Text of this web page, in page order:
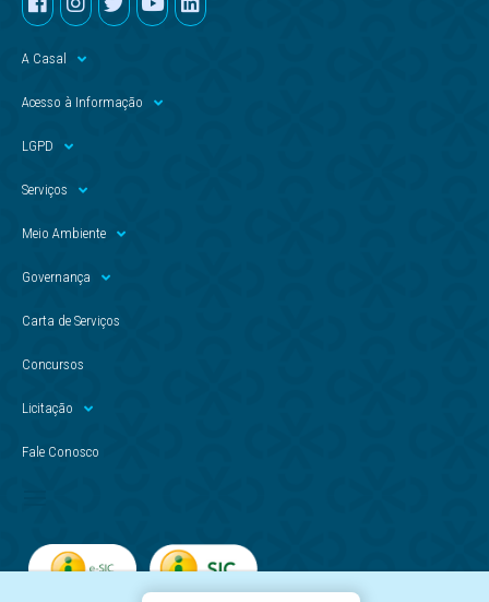
A Casal
Acesso à Informação
LGPD
Serviços
Meio Ambiente
Governança
Carta de Serviços
Concursos
Licitação
Fale Conosco